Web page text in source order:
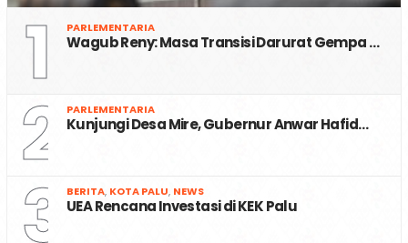
1 PARLEMENTARIA
Wagub Reny: Masa Transisi Darurat Gempa …
2 PARLEMENTARIA
Kunjungi Desa Mire, Gubernur Anwar Hafid…
3 BERITA, KOTA PALU, NEWS
UEA Rencana Investasi di KEK Palu